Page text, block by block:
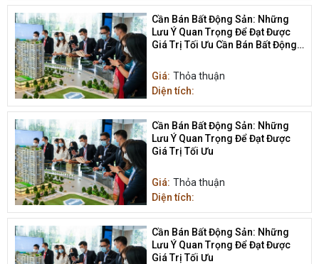
Cần Bán Bất Động Sản: Những
Lưu Ý Quan Trọng Để Đạt Được
Giá Trị Tối Ưu Cần Bán Bất Động
Giá: Thỏa thuận
Diện tích:
Cần Bán Bất Động Sản: Những
Lưu Ý Quan Trọng Để Đạt Được
Giá Trị Tối Ưu
Giá: Thỏa thuận
Diện tích:
Cần Bán Bất Động Sản: Những
Lưu Ý Quan Trọng Để Đạt Được
Giá Trị Tối Ưu